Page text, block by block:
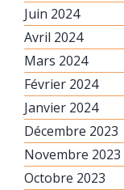
Juin 2024
Avril 2024
Mars 2024
Février 2024
Janvier 2024
Décembre 2023
Novembre 2023
Octobre 2023